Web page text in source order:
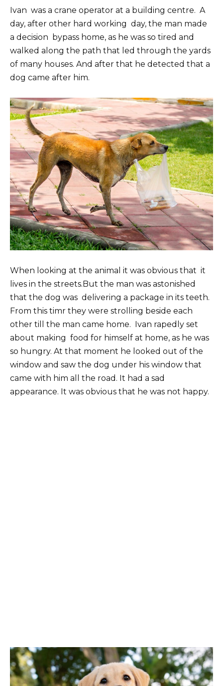
Ivan was a crane operator at a building centre. A
day, after other hard working day, the man made
a decision bypass home, as he was so tired and
walked along the path that led through the yards
of many houses. And after that he detected that a
dog came after him.
When looking at the animal it was obvious that it
lives in the streets.But the man was astonished
that the dog was delivering a package in its teeth.
From this timr they were strolling beside each
other till the man came home. Ivan rapedly set
about making food for himself at home, as he was
so hungry. At that moment he looked out of the
window and saw the dog under his window that
came with him all the road. It had a sad
appearance. It was obvious that he was not happy.